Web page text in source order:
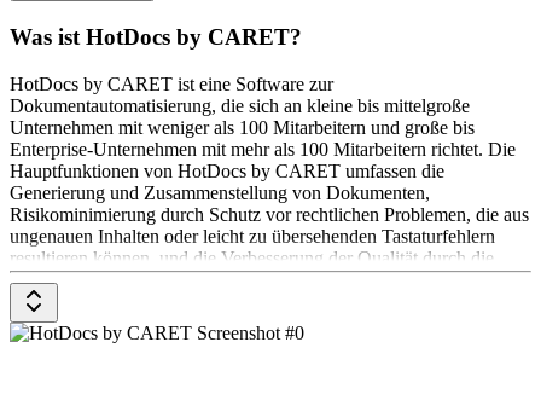
Was ist HotDocs by CARET?
HotDocs by CARET ist eine Software zur
Dokumentautomatisierung, die sich an kleine bis mittelgroße
Unternehmen mit weniger als 100 Mitarbeitern und große bis
Enterprise-Unternehmen mit mehr als 100 Mitarbeitern richtet. Die
Hauptfunktionen von HotDocs by CARET umfassen die
Generierung und Zusammenstellung von Dokumenten,
Risikominimierung durch Schutz vor rechtlichen Problemen, die aus
ungenauen Inhalten oder leicht zu übersehenden Tastaturfehlern
resultieren können, und die Verbesserung der Qualität durch die
Erzeugung perfekt formatierter Dokumente.